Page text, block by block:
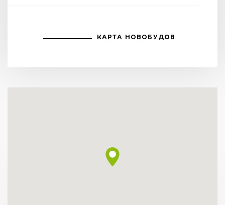
КАРТА НОВОБУДОВ